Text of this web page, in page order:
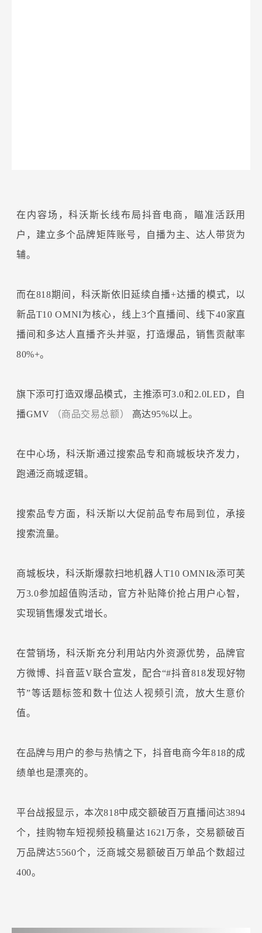
在内容场，科沃斯长线布局抖音电商，瞄准活跃用
户，建立多个品牌矩阵账号，自播为主、达人带货为
辅。
而在818期间，科沃斯依旧延续自播+达播的模式，以
新品T10 OMNI为核心，线上3个直播间、线下40家直
播间和多达人直播齐头并驱，打造爆品，销售贡献率
80%+。
旗下添可打造双爆品模式，主推添可3.0和2.0LED，自
播GMV
（商品交易总额） 高达95%以上。
在中心场，科沃斯通过搜索品专和商城板块齐发力，
跑通泛商城逻辑。
搜索品专方面，科沃斯以大促前品专布局到位，承接
搜索流量。
商城板块，科沃斯爆款扫地机器人T10 OMNI&添可芙
万3.0参加超值购活动，官方补贴降价抢占用户心智，
实现销售爆发式增长。
在营销场，科沃斯充分利用站内外资源优势，品牌官
方微博、抖音蓝V联合宣发，配合“#抖音818发现好物
节”等话题标签和数十位达人视频引流，放大生意价
值。
在品牌与用户的参与热情之下，抖音电商今年818的成
绩单也是漂亮的。
平台战报显示，本次818中成交额破百万直播间达3894
个，挂购物车短视频投稿量达1621万条，交易额破百
万品牌达5560个，泛商城交易额破百万单品个数超过
400。